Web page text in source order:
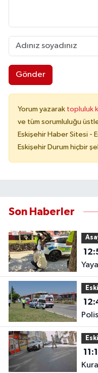
Gönder
Yorum yazarak topluluk
ve tüm sorumluluğu
Eskişehir Haber Sitesi -
Eskişehir Durum hiçbir
Son Haberler